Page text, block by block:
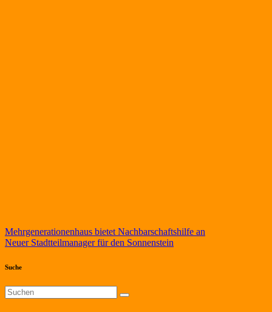
Beitragsnavigation
Mehrgenerationenhaus bietet Nachbarschaftshilfe an
Neuer Stadtteilmanager für den Sonnenstein
Suche